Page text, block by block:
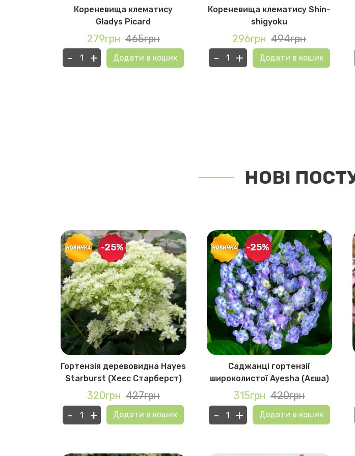
Кореневища клематису
Gladys Picard
279грн 465грн
- + Додати в кошик
Кореневища клематису Shin-
shigyoku
296грн 494грн
- + Додати в кошик
НОВІ
-25%
Гортензія деревовидна Hayes
Starburst (Хеєс Старберст)
320грн 427грн
- + Додати в кошик
-25%
Саджанці гортензії
широколистої Ayesha (Аєша)
315грн 420грн
- + Додати в кошик